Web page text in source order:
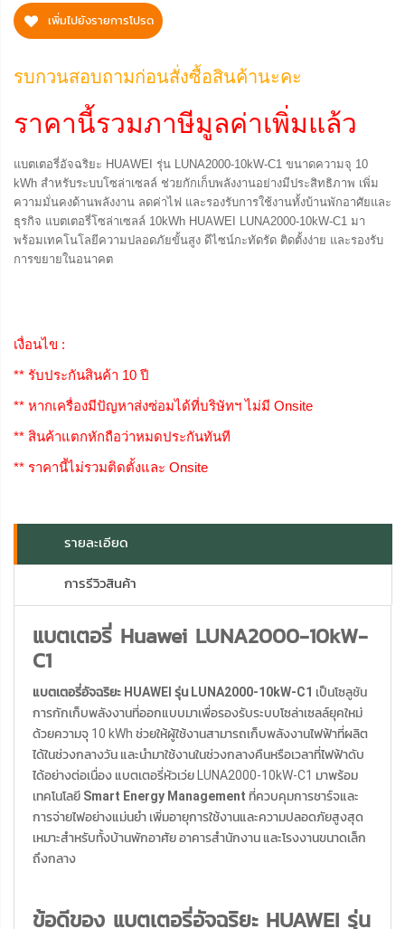
เพิ่มไปยังรายการโปรด
รบกวนสอบถามก่อนสั่งซื้อสินค้านะคะ
ราคานี้รวมภาษีมูลค่าเพิ่มแล้ว
แบตเตอรี่อัจฉริยะ HUAWEI รุ่น LUNA2000-10kW-C1 ขนาดความจุ 10
kWh สำหรับระบบโซล่าเซลล์ ช่วยกักเก็บพลังงานอย่างมีประสิทธิภาพ เพิ่ม
ความมั่นคงด้านพลังงาน ลดค่าไฟ และรองรับการใช้งานทั้งบ้านพักอาศัยและ
ธุรกิจ แบตเตอรี่โซล่าเซลล์ 10kWh HUAWEI LUNA2000-10kW-C1 มา
พร้อมเทคโนโลยีความปลอดภัยขั้นสูง ดีไซน์กะทัดรัด ติดตั้งง่าย และรองรับ
การขยายในอนาคต
เงื่อนไข :
** รับประกันสินค้า 10 ปี
** หากเครื่องมีปัญหาส่งซ่อมได้ที่บริษัทฯ ไม่มี Onsite
** สินค้าแตกหักถือว่าหมดประกันทันที
** ราคานี้ไม่รวมติดตั้งและ Onsite
รายละเอียด
การรีวิวสินค้า
แบตเตอรี่ Huawei LUNA2000-10kW-
C1
แบตเตอรี่อัจฉริยะ HUAWEI รุ่น LUNA2000-10kW-C1 เป็นโซลูชัน
การกักเก็บพลังงานที่ออกแบบมาเพื่อรองรับระบบโซล่าเซลล์ยุคใหม่
ด้วยความจุ 10 kWh ช่วยให้ผู้ใช้งานสามารถเก็บพลังงานไฟฟ้าที่ผลิต
ได้ในช่วงกลางวัน และนำมาใช้งานในช่วงกลางคืนหรือเวลาที่ไฟฟ้าดับ
ได้อย่างต่อเนื่อง แบตเตอรี่หัวเว่ย LUNA2000-10kW-C1 มาพร้อม
เทคโนโลยี Smart Energy Management ที่ควบคุมการชาร์จและ
การจ่ายไฟอย่างแม่นยำ เพิ่มอายุการใช้งานและความปลอดภัยสูงสุด
เหมาะสำหรับทั้งบ้านพักอาศัย อาคารสำนักงาน และโรงงานขนาดเล็ก
ถึงกลาง
ข้อดีของ แบตเตอรี่อัจฉริยะ HUAWEI รุ่น